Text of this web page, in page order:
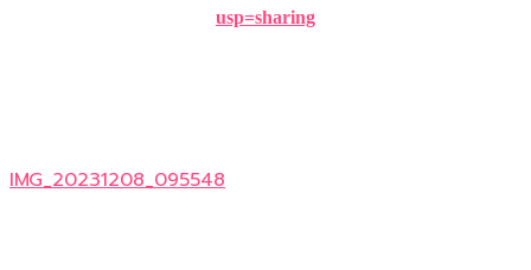
usp=sharing
IMG_20231208_095548